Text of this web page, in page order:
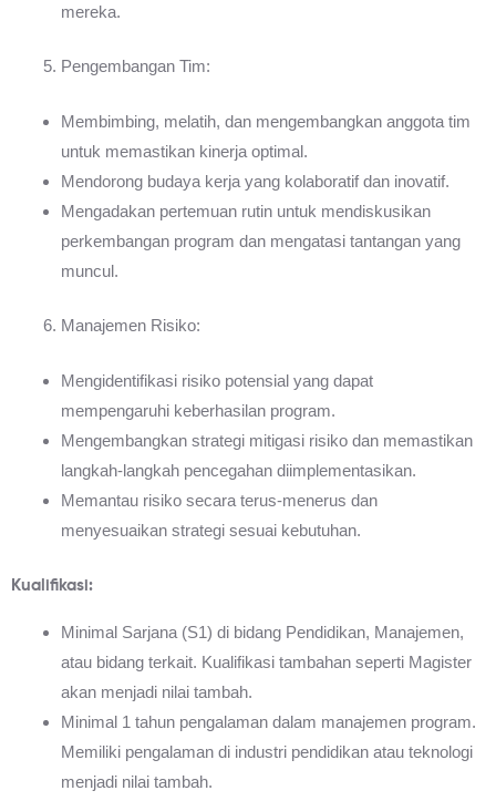
mereka.
Pengembangan Tim:
Membimbing, melatih, dan mengembangkan anggota tim
untuk memastikan kinerja optimal.
Mendorong budaya kerja yang kolaboratif dan inovatif.
Mengadakan pertemuan rutin untuk mendiskusikan
perkembangan program dan mengatasi tantangan yang
muncul.
Manajemen Risiko:
Mengidentifikasi risiko potensial yang dapat
mempengaruhi keberhasilan program.
Mengembangkan strategi mitigasi risiko dan memastikan
langkah-langkah pencegahan diimplementasikan.
Memantau risiko secara terus-menerus dan
menyesuaikan strategi sesuai kebutuhan.
Kualifikasi:
Minimal Sarjana (S1) di bidang Pendidikan, Manajemen,
atau bidang terkait. Kualifikasi tambahan seperti Magister
akan menjadi nilai tambah.
Minimal 1 tahun pengalaman dalam manajemen program.
Memiliki pengalaman di industri pendidikan atau teknologi
menjadi nilai tambah.